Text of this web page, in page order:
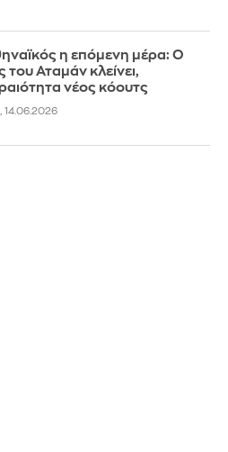
η επόμενη μέρα: Ο
του Αταμάν κλείνει,
νέος κόουτς
14.06.2026